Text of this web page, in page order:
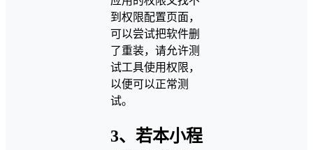
到权限配置页面，
可以尝试把软件删
了重装，请允许测
试工具使用权限，
以便可以正常测
试。
3、若本小程